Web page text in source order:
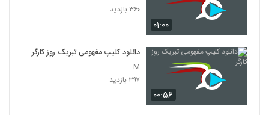
۰۱:۰۰
۳۶۰ بازدید
۰۰:۵۶
دانلود کلیپ مفهومی تبریک روز کارگر
M
۳۹۷ بازدید